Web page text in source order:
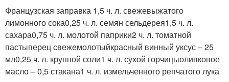
Французская заправка 1,5 ч. л. свежевыжатого
лимонного сока0,25 ч. л. семян сельдерея1,5 ч. л.
сахара0,75 ч. л. молотой паприки2 ч. л. томатной
пастыперец свежемолотыйкрасный винный уксус – 25
мл0,25 ч. л. крупной соли1 ч. л. сухой горчицыоливковое
масло – 0,5 стакана1 ч. л. измельченного репчатого лука